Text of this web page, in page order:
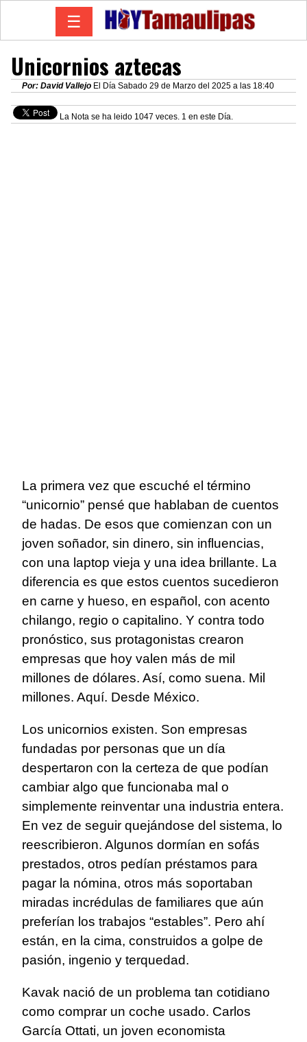
☰
Unicornios aztecas
Por: David Vallejo El Día Sabado 29 de Marzo del 2025 a las 18:40
La Nota se ha leido 1047 veces. 1 en este Día.
La primera vez que escuché el término
“unicornio” pensé que hablaban de cuentos
de hadas. De esos que comienzan con un
joven soñador, sin dinero, sin influencias,
con una laptop vieja y una idea brillante. La
diferencia es que estos cuentos sucedieron
en carne y hueso, en español, con acento
chilango, regio o capitalino. Y contra todo
pronóstico, sus protagonistas crearon
empresas que hoy valen más de mil
millones de dólares. Así, como suena. Mil
millones. Aquí. Desde México.
Los unicornios existen. Son empresas
fundadas por personas que un día
despertaron con la certeza de que podían
cambiar algo que funcionaba mal o
simplemente reinventar una industria entera.
En vez de seguir quejándose del sistema, lo
reescribieron. Algunos dormían en sofás
prestados, otros pedían préstamos para
pagar la nómina, otros más soportaban
miradas incrédulas de familiares que aún
preferían los trabajos “estables”. Pero ahí
están, en la cima, construidos a golpe de
pasión, ingenio y terquedad.
Kavak nació de un problema tan cotidiano
como comprar un coche usado. Carlos
García Ottati, un joven economista